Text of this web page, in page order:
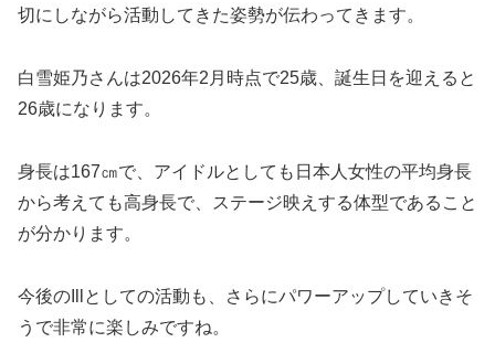
切にしながら活動してきた姿勢が伝わってきます。
白雪姫乃さんは2026年2月時点で25歳、誕生日を迎えると
26歳になります。
身長は167㎝で、アイドルとしても日本人女性の平均身長
から考えても高身長で、ステージ映えする体型であること
が分かります。
今後のIllとしての活動も、さらにパワーアップしていきそ
うで非常に楽しみですね。